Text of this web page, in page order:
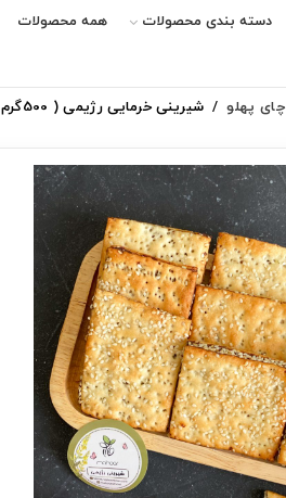
دسته بندی محصولات همه محصولات
چای پهلو شیرینی خرمایی رژیمی ( 500گرم )